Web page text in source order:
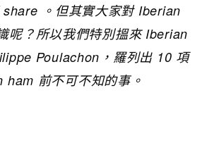
。但其實大家對 Iberian
呢？所以我們特別搵來 Iberian
Poulachon，羅列出 10 項
ham 前不可不知的事。